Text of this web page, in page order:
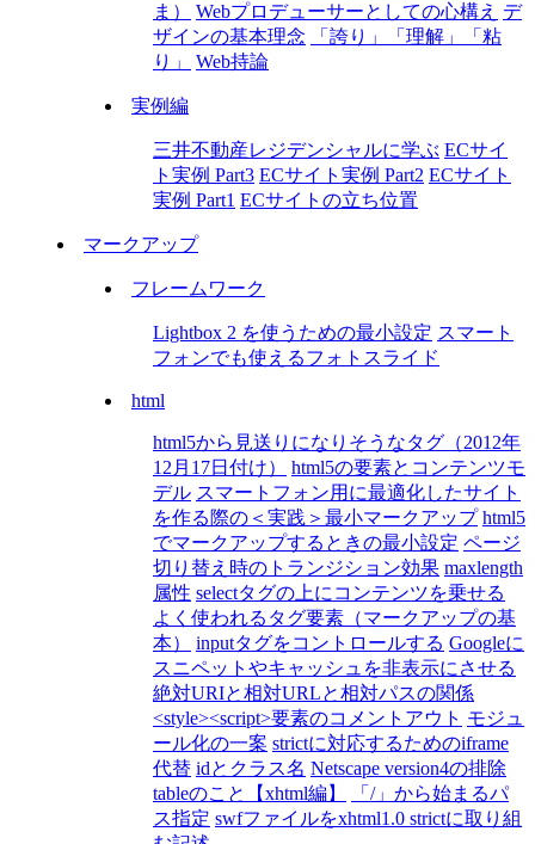
ま）
Webプロデューサーとしての心構え デ
ザインの基本理念
「誇り」「理解」「粘
り」
Web持論
実例編
三井不動産レジデンシャルに学ぶ ECサイ
ト実例 Part3 ECサイト実例 Part2 ECサイト
実例 Part1 ECサイトの立ち位置
マークアップ
フレームワーク
Lightbox 2 を使うための最小設定 スマート
フォンでも使えるフォトスライド
html
html5から見送りになりそうなタグ（2012年
12月17日付け）
html5の要素とコンテンツモ
デル スマートフォン用に最適化したサイト
を作る際の＜実践＞最小マークアップ html5
でマークアップするときの最小設定 ページ
切り替え時のトランジション効果 maxlength
属性 selectタグの上にコンテンツを乗せる
よく使われるタグ要素（マークアップの基
本）
inputタグをコントロールする Googleに
スニペットやキャッシュを非表示にさせる
絶対URIと相対URLと相対パスの関係
<style><script>要素のコメントアウト モジュ
ール化の一案 strictに対応するためのiframe
代替 idとクラス名 Netscape version4の排除
tableのこと【xhtml編】
「/」から始まるパ
ス指定 swfファイルをxhtml1.0 strictに取り組